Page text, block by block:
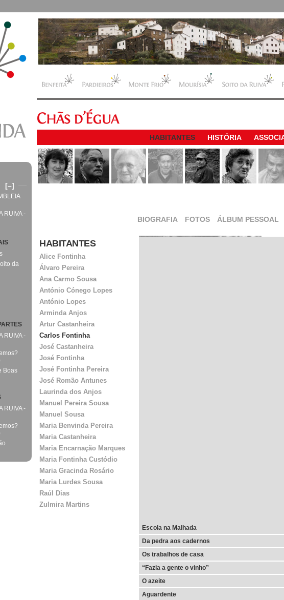
HISTÓRIA
HABITANTES
BIOGRAFIA FOTOS ÁLBUM PESSOAL
HABITANTES
Alice Fontinha
Álvaro Pereira
Ana Carmo Sousa
António Cónego Lopes
António Lopes
Arminda Anjos
Artur Castanheira
Carlos Fontinha
José Castanheira
José Fontinha
José Fontinha Pereira
José Romão Antunes
Laurinda dos Anjos
Manuel Pereira Sousa
Manuel Sousa
Maria Benvinda Pereira
Maria Castanheira
Maria Encarnação Marques
Maria Fontinha Custódio
Maria Gracinda Rosário
Maria Lurdes Sousa
Raúl Dias
Zulmira Martins
Escola na Malhada
Da pedra aos cadernos
Os trabalhos de casa
“Fazia a gente o vinho”
O azeite
Aguardente
[–]
RUIVA -
da
RUIVA -
Boas
RUIVA -